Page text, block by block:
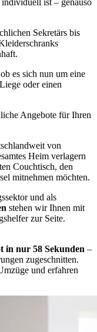
ist – genauso
Sekretärs bis
es sich nun um eine
oder einen
Angebote für Ihren
von
Heim verlagern
Couchtisch, den
mitnehmen möchten.
und als
stehen wir Ihnen mit
zur Seite.
in nur 58 Sekunden –
zugeschnitten.
und erfahren